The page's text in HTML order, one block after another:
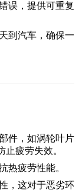
误，提供可重复
到汽车，确保一
件，如涡轮叶片
疲劳失效。
热疲劳性能。
，这对于恶劣环